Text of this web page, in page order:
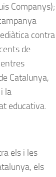
Companys);
contra
de
Catalunya,
la
educativa.
els i les
els